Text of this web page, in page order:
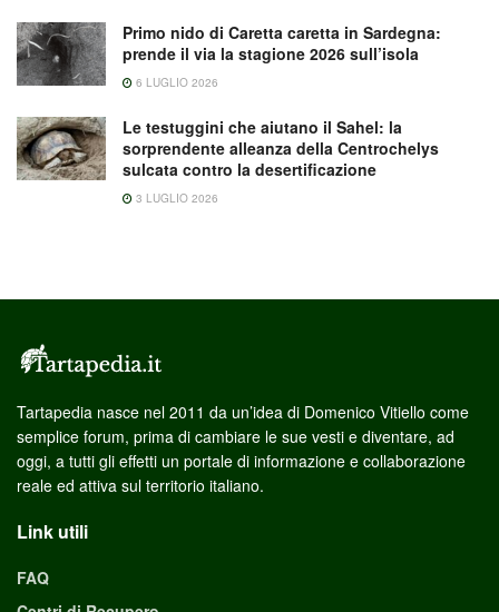
Primo nido di Caretta caretta in Sardegna:
prende il via la stagione 2026 sull’isola
6 LUGLIO 2026
Le testuggini che aiutano il Sahel: la
sorprendente alleanza della Centrochelys
sulcata contro la desertificazione
3 LUGLIO 2026
Tartapedia nasce nel 2011 da un’idea di Domenico Vitiello come
semplice forum, prima di cambiare le sue vesti e diventare, ad
oggi, a tutti gli effetti un portale di informazione e collaborazione
reale ed attiva sul territorio italiano.
Link utili
FAQ